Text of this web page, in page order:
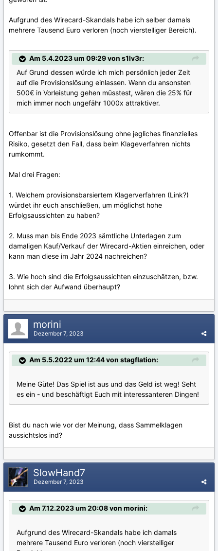
Aufgrund des Wirecard-Skandals habe ich selber damals
mehrere Tausend Euro verloren (noch vierstelliger Bereich).
Am 5.4.2023 um 09:29 von s1lv3r:
Auf Grund dessen würde ich mich persönlich jeder Zeit
auf die Provisionslösung einlassen. Wenn du ansonsten
500€ in Vorleistung gehen müsstest, wären die 25% für
mich immer noch ungefähr 1000x attraktiver.
Offenbar ist die Provisionslösung ohne jegliches finanzielles
Risiko, gesetzt den Fall, dass beim Klageverfahren nichts
rumkommt.
Mal drei Fragen:
1. Welchem provisionsbarsiertem Klagerverfahren (Link?)
würdet ihr euch anschließen, um möglichst hohe
Erfolgsaussichten zu haben?
2. Muss man bis Ende 2023 sämtliche Unterlagen zum
damaligen Kauf/Verkauf der Wirecard-Aktien einreichen, oder
kann man diese im Jahr 2024 nachreichen?
3. Wie hoch sind die Erfolgsaussichten einzuschätzen, bzw.
lohnt sich der Aufwand überhaupt?
morini
Dezember 7, 2023
Am 5.5.2022 um 12:44 von stagflation:
Meine Güte! Das Spiel ist aus und das Geld ist weg! Seht
es ein - und beschäftigt Euch mit interessanteren Dingen!
Bist du nach wie vor der Meinung, dass Sammelklagen
aussichtslos ind?
SlowHand7
Dezember 7, 2023
Am 7.12.2023 um 20:08 von morini:
Aufgrund des Wirecard-Skandals habe ich damals
mehrere Tausend Euro verloren (noch vierstelliger